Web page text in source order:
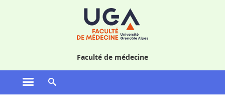
Faculté de médecine
Ouvrir le menu principal